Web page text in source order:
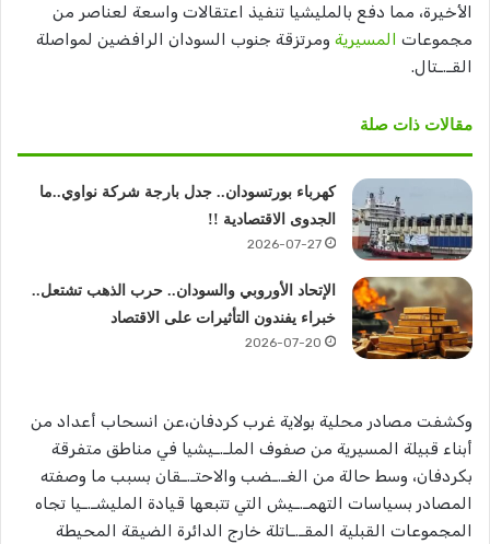
الأخيرة، مما دفع بالمليشيا تنفيذ اعتقالات واسعة لعناصر من
مجموعات المسيرية ومرتزقة جنوب السودان الرافضين لمواصلة
القـ.ـتال.
مقالات ذات صلة
كهرباء بورتسودان.. جدل بارجة شركة نواوي..ما
الجدوى الاقتصادية !!
2026-07-27
الإتحاد الأوروبي والسودان.. حرب الذهب تشتعل..
خبراء يفندون التأثيرات على الاقتصاد
2026-07-20
وكشفت مصادر محلية بولاية غرب كردفان،عن انسحاب أعداد من
أبناء قبيلة المسيرية من صفوف الملـ.ـيشيا في مناطق متفرقة
بكردفان، وسط حالة من الغـ.ـضب والاحتـ.ـقان بسبب ما وصفته
المصادر بسياسات التهمـ.ـيش التي تتبعها قيادة المليشـ.ـيا تجاه
المجموعات القبلية المقـ.ـاتلة خارج الدائرة الضيقة المحيطة